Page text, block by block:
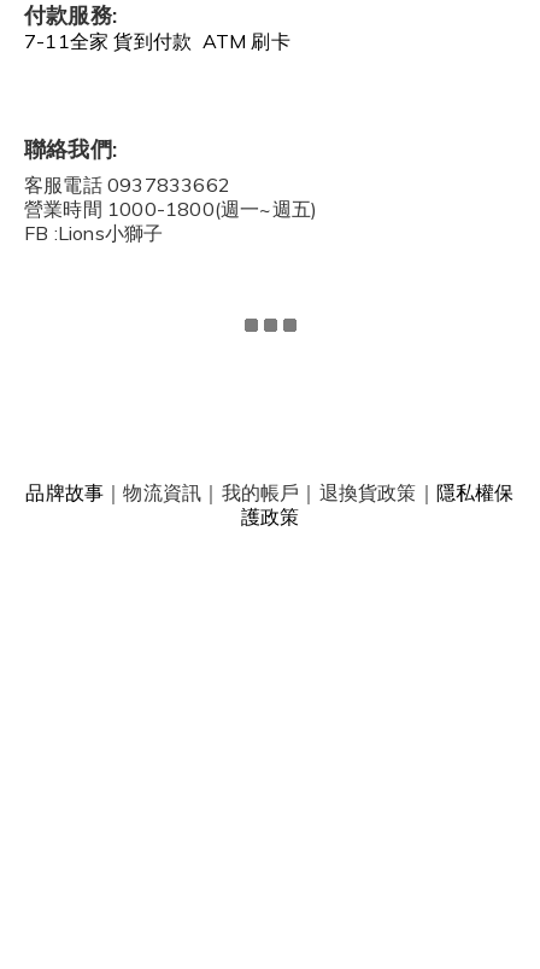
付款服務:
7-11全家 貨到付款 ATM 刷卡
聯絡我們:
客服電話 0937833662
營業時間 1000-1800(週一~週五)
FB :Lions小獅子
品牌故事 ｜物流資訊 ｜ 我的帳戶 ｜ 退換貨政策 ｜ 隱私權保
護政策